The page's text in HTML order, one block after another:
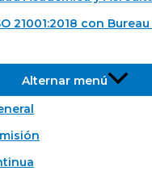
21001:2018 con
Alternar menú